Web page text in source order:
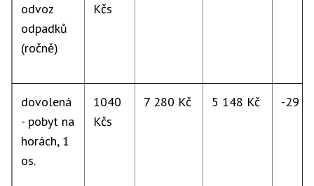
odvoz
odpadků
(ročně)
Kčs
dovolená
- pobyt na
horách, 1
os.
1040
Kčs
7 280 Kč 5 148 Kč -29 %